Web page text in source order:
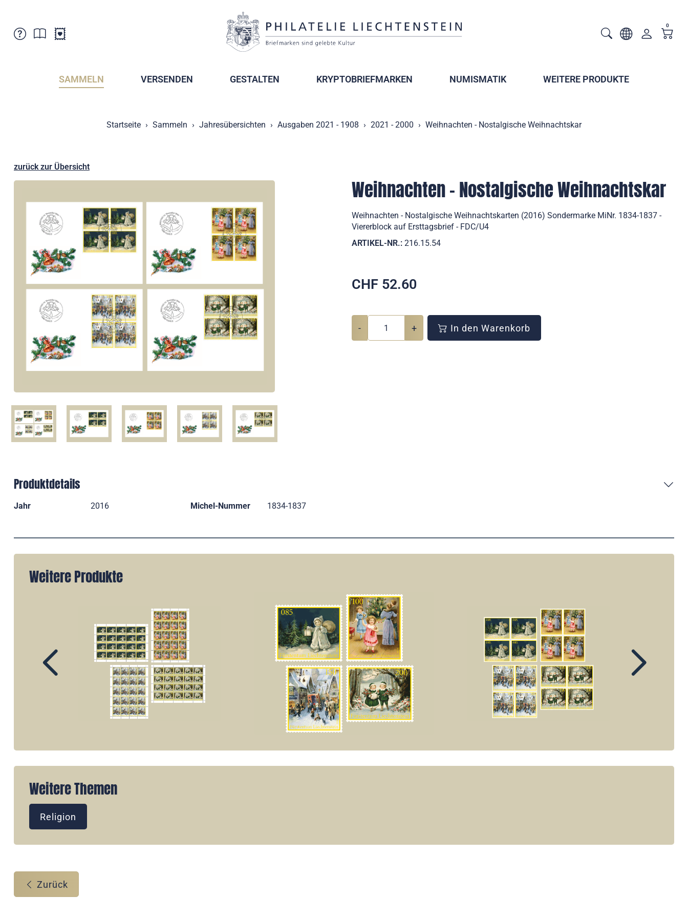
Verkaufsstellen
Postcrossing
Abonnemente
0
SAMMELN VERSENDEN GESTALTEN KRYPTOBRIEFMARKEN NUMISMATIK WEITERE PRODUKTE
Startseite Sammeln Jahresübersichten Ausgaben 2021 - 1908 2021 - 2000 Weihnachten - Nostalgische Weihnachtskar
zurück zur Übersicht
Weihnachten - Nostalgische Weihnachtskar
Weihnachten - Nostalgische Weihnachtskarten (2016) Sondermarke MiNr. 1834-1837 -
Viererblock auf Ersttagsbrief - FDC/U4
ARTIKEL-NR.: 216.15.54
CHF 52.60
- + In den Warenkorb
Produktdetails
Jahr 2016 Michel-Nummer 1834-1837
Weitere Produkte
Weitere Themen
Religion
Zurück